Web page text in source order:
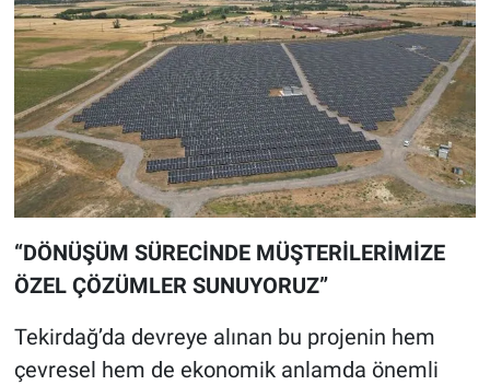
“DÖNÜŞÜM SÜRECİNDE MÜŞTERİLERİMİZE
ÖZEL ÇÖZÜMLER SUNUYORUZ”
Tekirdağ’da devreye alınan bu projenin hem
çevresel hem de ekonomik anlamda önemli